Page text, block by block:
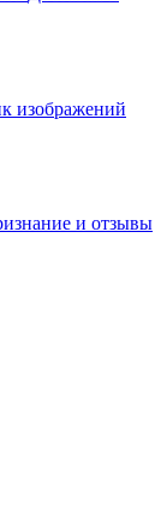
изображений
и отзывы